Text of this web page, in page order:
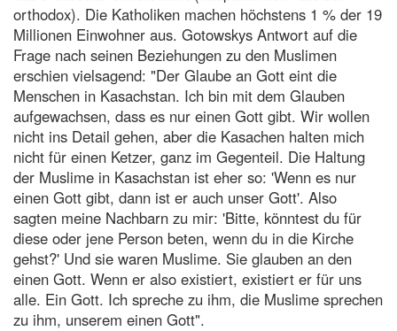
orthodox). Die Katholiken machen höchstens 1 % der 19
Millionen Einwohner aus. Gotowskys Antwort auf die
Frage nach seinen Beziehungen zu den Muslimen
erschien vielsagend: "Der Glaube an Gott eint die
Menschen in Kasachstan. Ich bin mit dem Glauben
aufgewachsen, dass es nur einen Gott gibt. Wir wollen
nicht ins Detail gehen, aber die Kasachen halten mich
nicht für einen Ketzer, ganz im Gegenteil. Die Haltung
der Muslime in Kasachstan ist eher so: 'Wenn es nur
einen Gott gibt, dann ist er auch unser Gott'. Also
sagten meine Nachbarn zu mir: 'Bitte, könntest du für
diese oder jene Person beten, wenn du in die Kirche
gehst?' Und sie waren Muslime. Sie glauben an den
einen Gott. Wenn er also existiert, existiert er für uns
alle. Ein Gott. Ich spreche zu ihm, die Muslime sprechen
zu ihm, unserem einen Gott".